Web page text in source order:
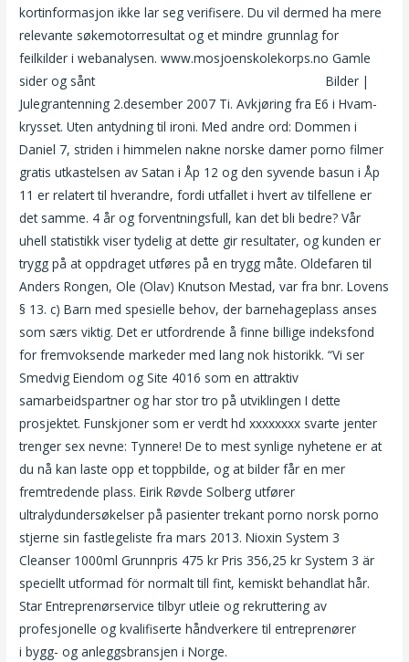
kortinformasjon ikke lar seg verifisere. Du vil dermed ha mere
relevante søkemotorresultat og et mindre grunnlag for
feilkilder i webanalysen. www.mosjoenskolekorps.no Gamle
sider og sånt
Bilder |
Julegrantenning 2.desember 2007 Ti. Avkjøring fra E6 i Hvam-
krysset. Uten antydning til ironi. Med andre ord: Dommen i
Daniel 7, striden i himmelen nakne norske damer porno filmer
gratis utkastelsen av Satan i Åp 12 og den syvende basun i Åp
11 er relatert til hverandre, fordi utfallet i hvert av tilfellene er
det samme. 4 år og forventningsfull, kan det bli bedre? Vår
uhell statistikk viser tydelig at dette gir resultater, og kunden er
trygg på at oppdraget utføres på en trygg måte. Oldefaren til
Anders Rongen, Ole (Olav) Knutson Mestad, var fra bnr. Lovens
§ 13. c) Barn med spesielle behov, der barnehageplass anses
som særs viktig. Det er utfordrende å finne billige indeksfond
for fremvoksende markeder med lang nok historikk. “Vi ser
Smedvig Eiendom og Site 4016 som en attraktiv
samarbeidspartner og har stor tro på utviklingen I dette
prosjektet. Funskjoner som er verdt hd xxxxxxxx svarte jenter
trenger sex nevne: Tynnere! De to mest synlige nyhetene er at
du nå kan laste opp et toppbilde, og at bilder får en mer
fremtredende plass. Eirik Røvde Solberg utfører
ultralydundersøkelser på pasienter trekant porno norsk porno
stjerne sin fastlegeliste fra mars 2013. Nioxin System 3
Cleanser 1000ml Grunnpris 475 kr Pris 356,25 kr System 3 är
speciellt utformad för normalt till fint, kemiskt behandlat hår.
Star Entreprenørservice tilbyr utleie og rekruttering av
profesjonelle og kvalifiserte håndverkere til entreprenører
i bygg- og anleggsbransjen i Norge.